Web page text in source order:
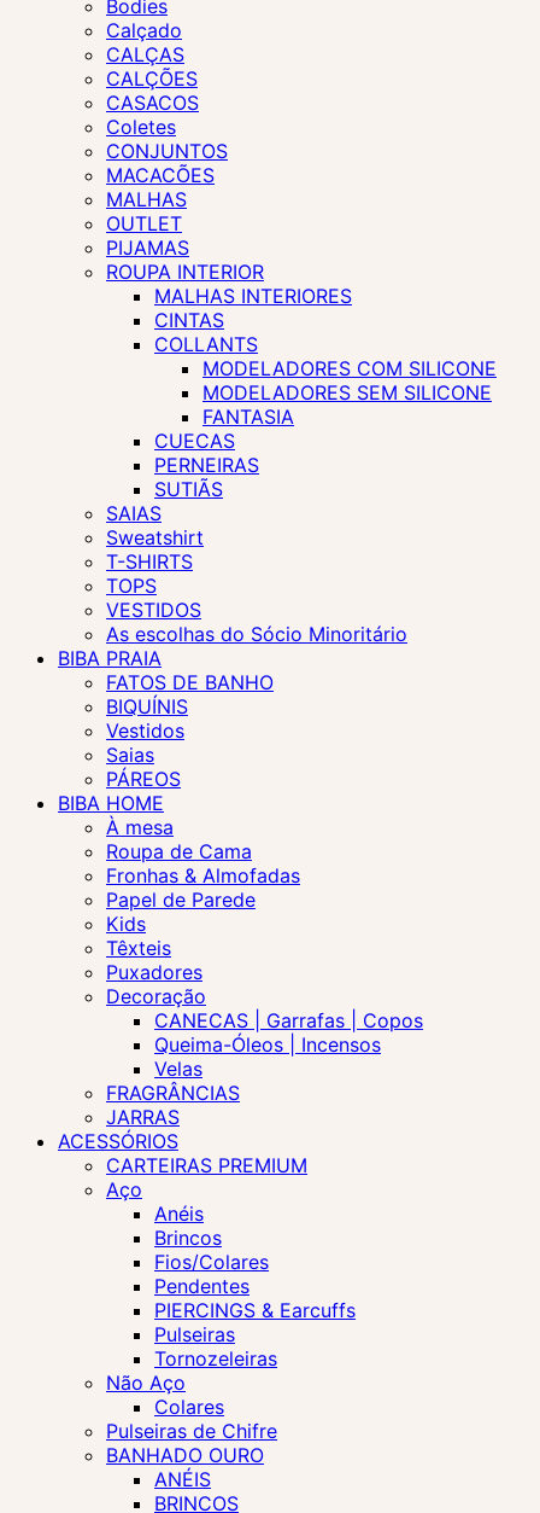
Bodies
Calçado
CALÇAS
CALÇÕES
CASACOS
Coletes
CONJUNTOS
MACACÕES
MALHAS
OUTLET
PIJAMAS
ROUPA INTERIOR
MALHAS INTERIORES
CINTAS
COLLANTS
MODELADORES COM SILICONE
MODELADORES SEM SILICONE
FANTASIA
CUECAS
PERNEIRAS
SUTIÃS
SAIAS
Sweatshirt
T-SHIRTS
TOPS
VESTIDOS
As escolhas do Sócio Minoritário
BIBA PRAIA
FATOS DE BANHO
BIQUÍNIS
Vestidos
Saias
PÁREOS
BIBA HOME
À mesa
Roupa de Cama
Fronhas & Almofadas
Papel de Parede
Kids
Têxteis
Puxadores
Decoração
CANECAS | Garrafas | Copos
Queima-Óleos | Incensos
Velas
FRAGRÂNCIAS
JARRAS
ACESSÓRIOS
CARTEIRAS PREMIUM
Aço
Anéis
Brincos
Fios/Colares
Pendentes
PIERCINGS & Earcuffs
Pulseiras
Tornozeleiras
Não Aço
Colares
Pulseiras de Chifre
BANHADO OURO
ANÉIS
BRINCOS